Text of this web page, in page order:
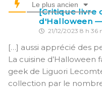
Le plus ancien
[Critique livre
d'Halloween
21/12/2023 8 h 36
[…] aussi apprécié des
La cuisine d’Halloween
geek de Liguori
collection par le